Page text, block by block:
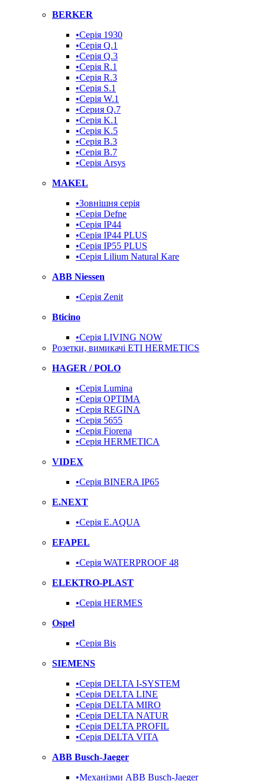
BERKER
•Серія 1930
•Серія Q.1
•Серія Q.3
•Серія R.1
•Серія R.3
•Серія S.1
•Серія W.1
•Серия Q.7
•Серія K.1
•Серія K.5
•Серія B.3
•Серія B.7
•Серія Arsys
MAKEL
•Зовнішня серія
•Серія Defne
•Серія IP44
•Серія IP44 PLUS
•Серія IP55 PLUS
•Серія Lilium Natural Kare
ABB Niessen
•Серія Zenit
Bticino
•Серія LIVING NOW
Розетки, вимикачі ETI HERMETICS
HAGER / POLO
•Серія Lumina
•Серія OPTIMA
•Серія REGINA
•Серія 5655
•Серія Fiorena
•Серія HERMETICA
VIDEX
•Серія BINERA IP65
E.NEXT
•Серія E.AQUA
EFAPEL
•Серія WATERPROOF 48
ELEKTRO-PLAST
•Серія HERMES
Ospel
•Серія Bis
SIEMENS
•Серія DELTA I-SYSTEM
•Серія DELTA LINE
•Серія DELTA MIRO
•Серія DELTA NATUR
•Серія DELTA PROFIL
•Серія DELTA VITA
ABB Busch-Jaeger
•Механізми ABB Busch-Jaeger